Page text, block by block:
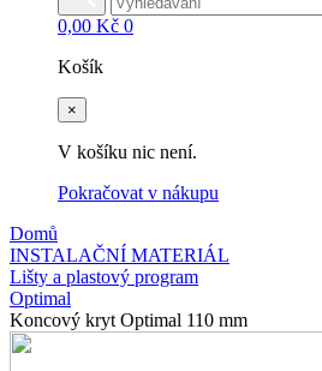
0,00 Kč 0
Košík
×
V košíku nic není.
Pokračovat v nákupu
Domů
INSTALAČNÍ MATERIÁL
Lišty a plastový program
Optimal
Koncový kryt Optimal 110 mm